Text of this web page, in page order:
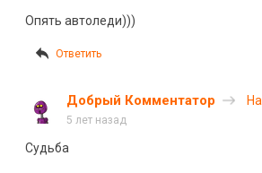
Опять автоледи)))
Ответить
Добрый Комментатор
5 лет назад
Судьба